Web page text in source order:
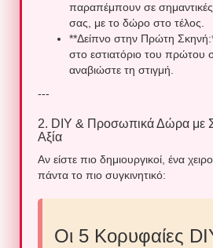
παραπέμπουν σε σημαντικές
σας, με το δώρο στο τέλος.
**Δείπνο στην Πρώτη
στο εστιατόριο του πρώτου
αναβιώστε τη στιγμή.
---
2. DIY & Προσωπικά Δώρα με
Αξία
Αν είστε πιο δημιουργικοί, ένα
πάντα το πιο συγκινητικό:
Οι 5 Κορυφαίες